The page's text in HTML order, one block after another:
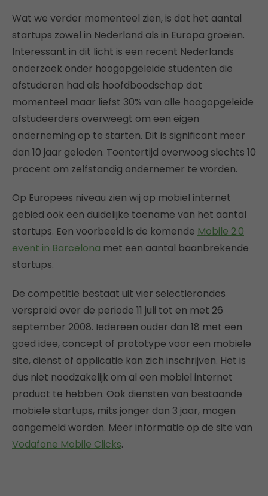
Wat we verder momenteel zien, is dat het aantal
startups zowel in Nederland als in Europa groeien.
Interessant in dit licht is een recent Nederlands
onderzoek onder hoogopgeleide studenten die
afstuderen had als hoofdboodschap dat
momenteel maar liefst 30% van alle hoogopgeleide
afstudeerders overweegt om een eigen
onderneming op te starten. Dit is significant meer
dan 10 jaar geleden. Toentertijd overwoog slechts 10
procent om zelfstandig ondernemer te worden.
Op Europees niveau zien wij op mobiel internet
gebied ook een duidelijke toename van het aantal
startups. Een voorbeeld is de komende Mobile 2.0
event in Barcelona met een aantal baanbrekende
startups.
De competitie bestaat uit vier selectierondes
verspreid over de periode 11 juli tot en met 26
september 2008. Iedereen ouder dan 18 met een
goed idee, concept of prototype voor een mobiele
site, dienst of applicatie kan zich inschrijven. Het is
dus niet noodzakelijk om al een mobiel internet
product te hebben. Ook diensten van bestaande
mobiele startups, mits jonger dan 3 jaar, mogen
aangemeld worden. Meer informatie op de site van
Vodafone Mobile Clicks.